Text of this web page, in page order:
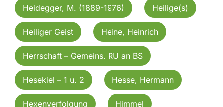
Heidegger, M. (1889-1976) Heilige(s)
Heiliger Geist Heine, Heinrich
Herrschaft – Gemeins. RU an BS
Hesekiel – 1 u. 2 Hesse, Hermann
Hexenverfolgung Himmel